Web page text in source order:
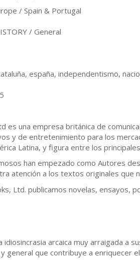
/ Spain & Portugal
/ General
españa, independentismo,
es una empresa británica de
y de entretenimiento para los
Latina, y figura entre los
han empezado como Autores
atención a los textos originales que
Ltd. publicamos novelas, ensayos,
idiosincrasia arcaica muy arraigada
general que contribuye a enriquecer